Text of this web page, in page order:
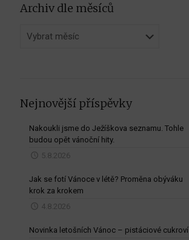
Archiv dle měsíců
dle
Nejnovější příspěvky
Nakoukli jsme do Ježíškova seznamu. Tohle
budou opět vánoční hity.
5.8.2026
Jak se fotí Vánoce v létě? Proměna obýváku
krok za krokem
4.8.2026
Novinka letošních Vánoc – pistáciové cukroví